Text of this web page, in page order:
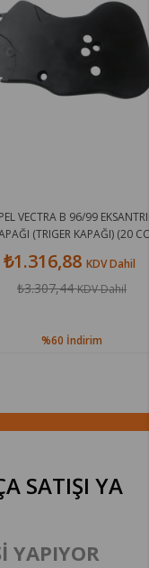
VECTRA B 96/99 EKSANTRIK
(TRIGER KAPAĞI) (20 CC)
KDV Dahil
₺3.307,44KDV Dahil
%60İndirim
SATIŞI YA
YAPIYOR